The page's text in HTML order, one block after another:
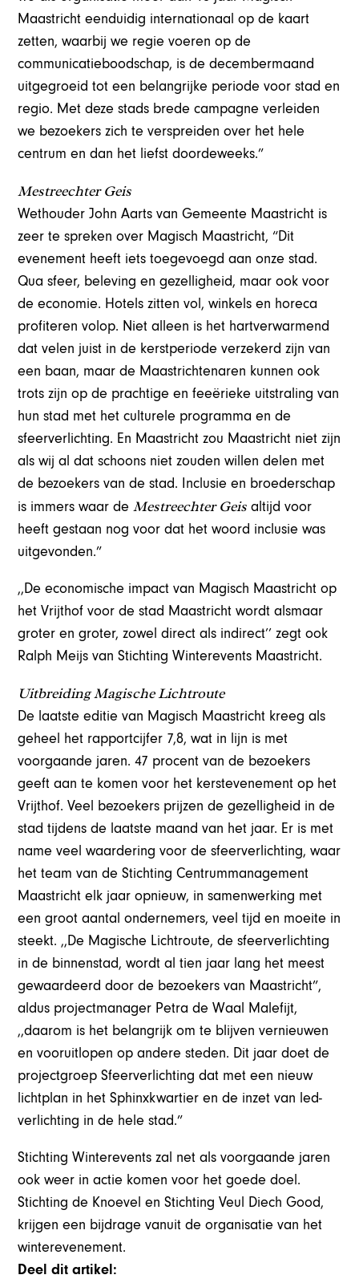
Maastricht eenduidig internationaal op de kaart
zetten, waarbij we regie voeren op de
communicatieboodschap, is de decembermaand
uitgegroeid tot een belangrijke periode voor stad en
regio. Met deze stads brede campagne verleiden
we bezoekers zich te verspreiden over het hele
centrum en dan het liefst doordeweeks.”
Mestreechter Geis
Wethouder John Aarts van Gemeente Maastricht is
zeer te spreken over Magisch Maastricht, “Dit
evenement heeft iets toegevoegd aan onze stad.
Qua sfeer, beleving en gezelligheid, maar ook voor
de economie. Hotels zitten vol, winkels en horeca
profiteren volop. Niet alleen is het hartverwarmend
dat velen juist in de kerstperiode verzekerd zijn van
een baan, maar de Maastrichtenaren kunnen ook
trots zijn op de prachtige en feeërieke uitstraling van
hun stad met het culturele programma en de
sfeerverlichting. En Maastricht zou Maastricht niet zijn
als wij al dat schoons niet zouden willen delen met
de bezoekers van de stad. Inclusie en broederschap
is immers waar deMestreechter Geis altijd voor
heeft gestaan nog voor dat het woord inclusie was
uitgevonden.”
,,De economische impact van Magisch Maastricht op
het Vrijthof voor de stad Maastricht wordt alsmaar
groter en groter, zowel direct als indirect’’ zegt ook
Ralph Meijs van Stichting Winterevents Maastricht.
Uitbreiding Magische Lichtroute
De laatste editie van Magisch Maastricht kreeg als
geheel het rapportcijfer 7,8, wat in lijn is met
voorgaande jaren. 47 procent van de bezoekers
geeft aan te komen voor het kerstevenement op het
Vrijthof. Veel bezoekers prijzen de gezelligheid in de
stad tijdens de laatste maand van het jaar. Er is met
name veel waardering voor de sfeerverlichting, waar
het team van de Stichting Centrummanagement
Maastricht elk jaar opnieuw, in samenwerking met
een groot aantal ondernemers, veel tijd en moeite in
steekt. ,,De Magische Lichtroute, de sfeerverlichting
in de binnenstad, wordt al tien jaar lang het meest
gewaardeerd door de bezoekers van Maastricht”,
aldus projectmanager Petra de Waal Malefijt,
,,daarom is het belangrijk om te blijven vernieuwen
en vooruitlopen op andere steden. Dit jaar doet de
projectgroep Sfeerverlichting dat met een nieuw
lichtplan in het Sphinxkwartier en de inzet van led-
verlichting in de hele stad.”
Stichting Winterevents zal net als voorgaande jaren
ook weer in actie komen voor het goede doel.
Stichting de Knoevel en Stichting Veul Diech Good,
krijgen een bijdrage vanuit de organisatie van het
winterevenement.
Deel dit artikel: